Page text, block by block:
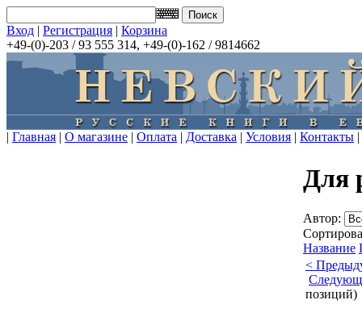
Вход | Регистрация | Корзина
+49-(0)-203 / 93 555 314, +49-(0)-162 / 9814662
| Главная | О магазине | Оплата | Доставка | Условия | Контакты |
Для
Автор:
Название
<
позиций)